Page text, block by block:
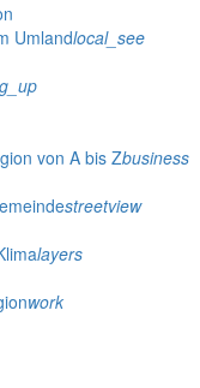
Umlandlocal_see
von A bis Zbusiness
streetview
layers
work